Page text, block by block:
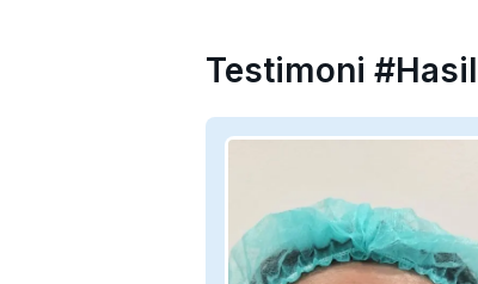
🧠 Atasi Migrain &
Membantu
dan ketegangan otot
Testimoni